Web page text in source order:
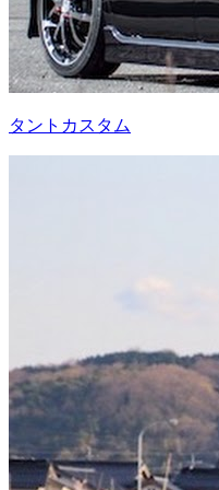
タントカスタム